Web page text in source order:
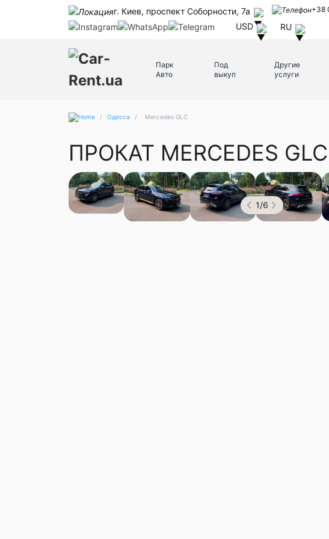
г. Киев, проспект Соборности, 7а +38
USD RU
Парк
Авто
Под
выкуп
Другие
услуги
/ Одесса / Mercedes GLC
ПРОКАТ MERCEDES
1/6